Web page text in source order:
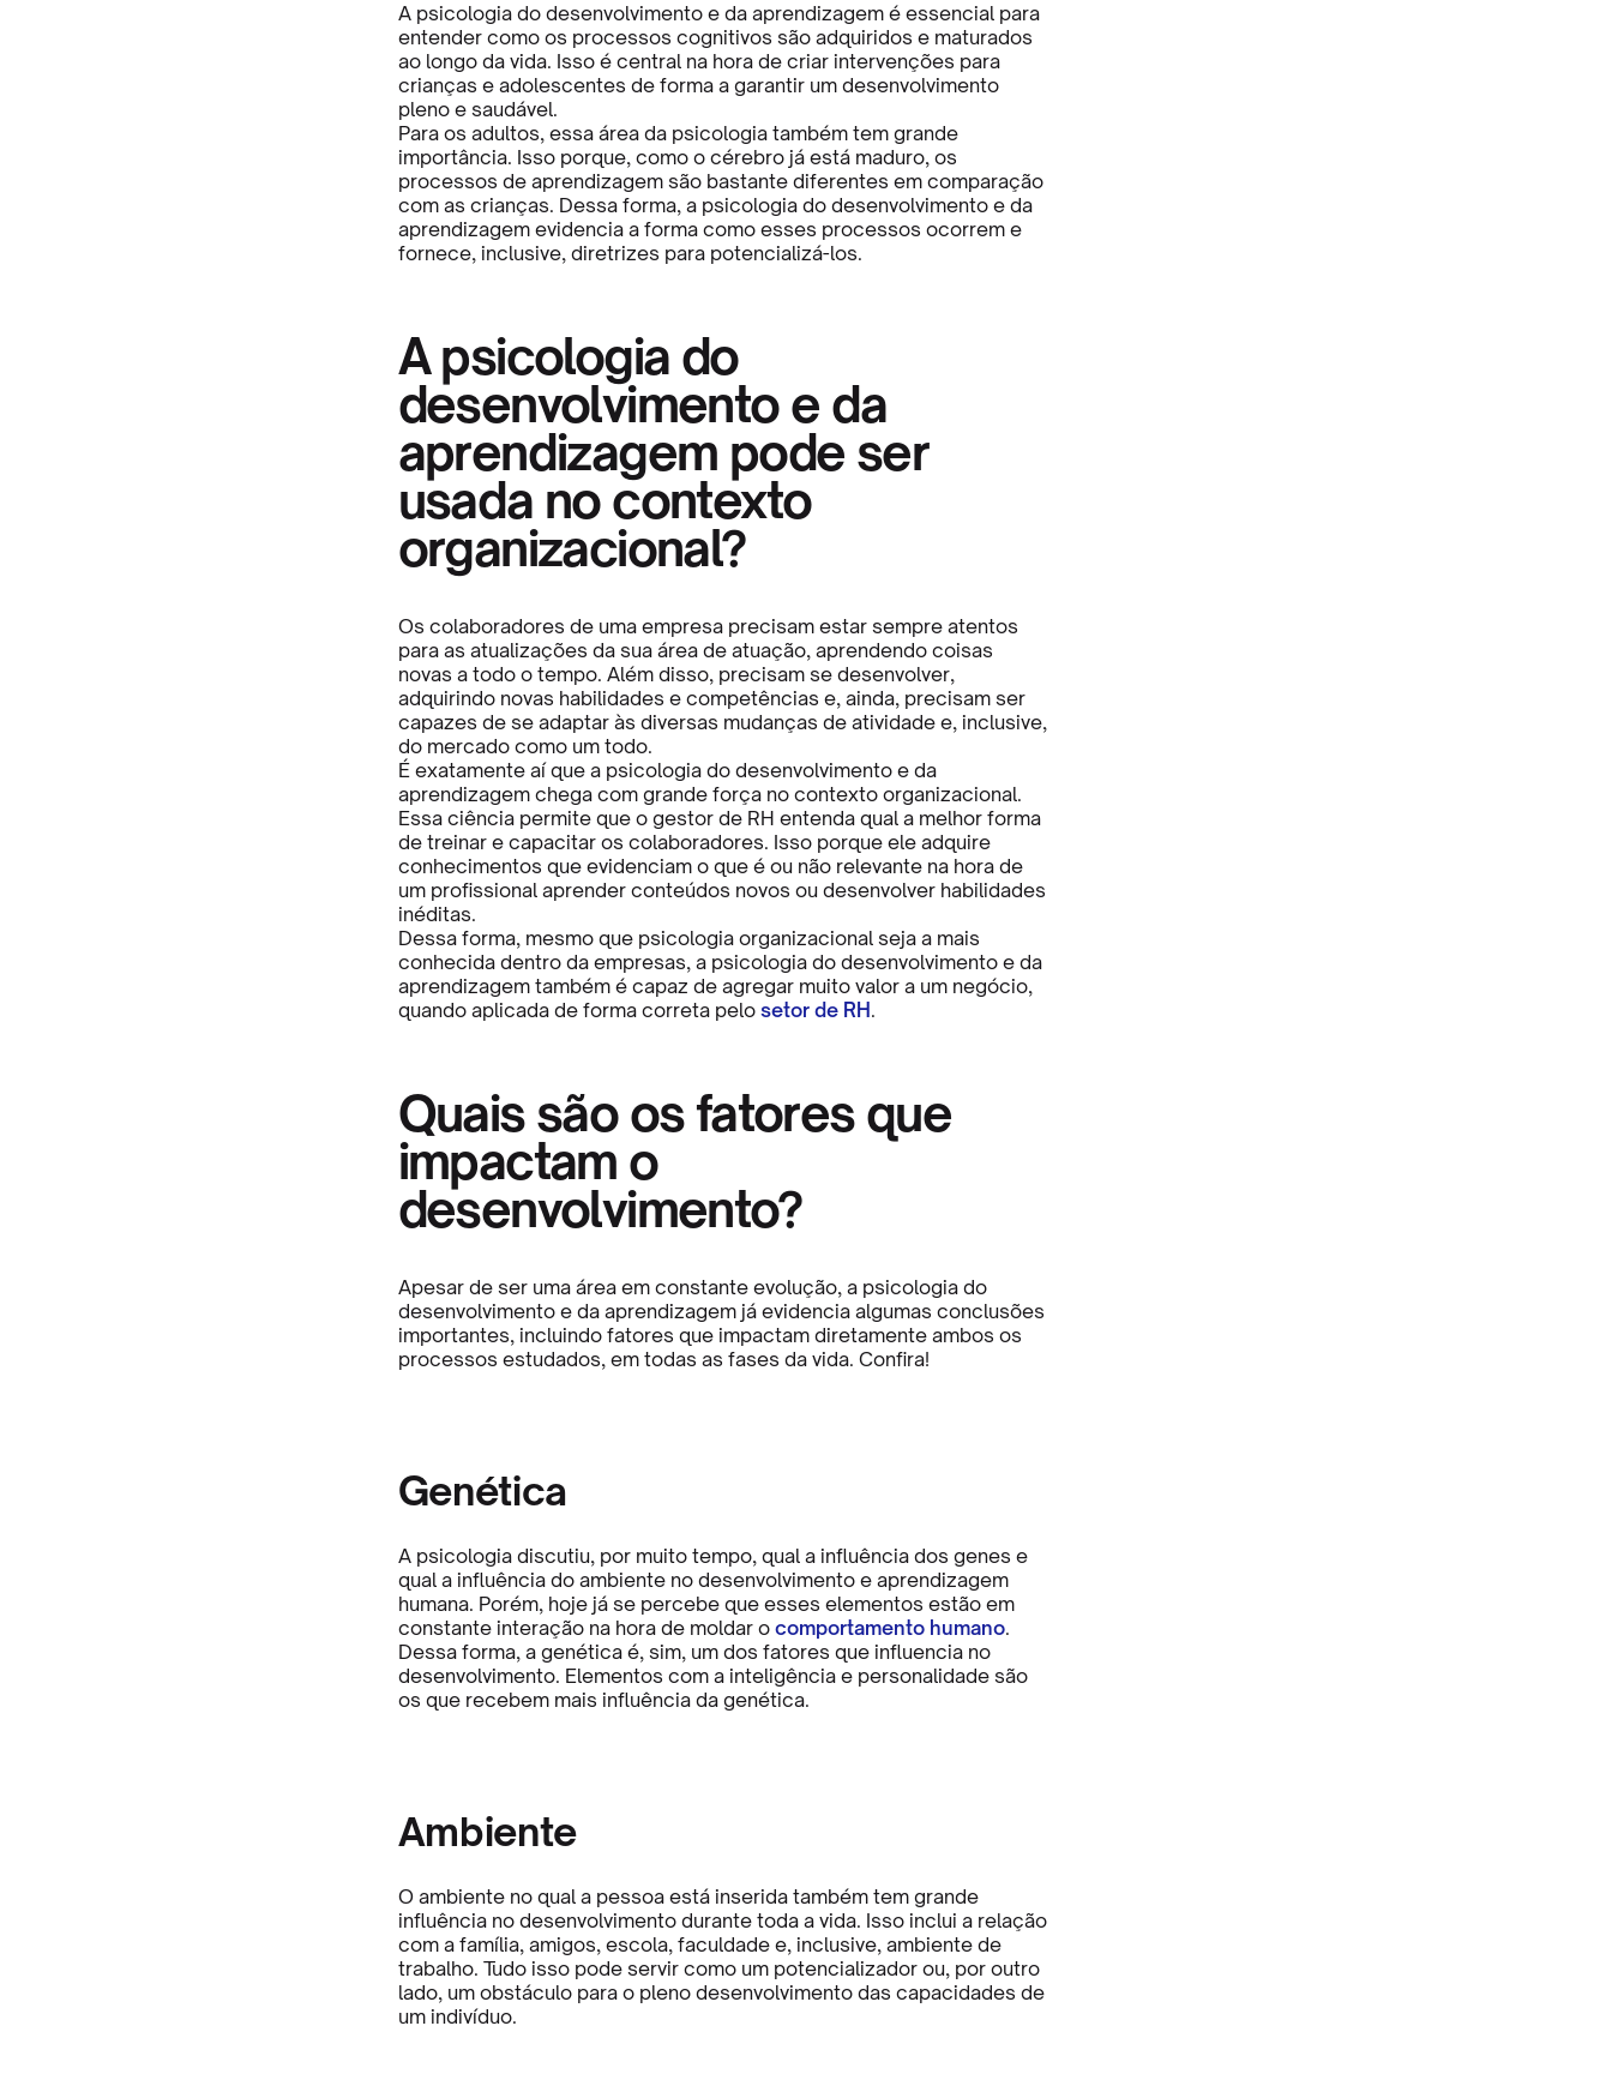
A psicologia do desenvolvimento e da aprendizagem é essencial para
entender como os processos cognitivos são adquiridos e maturados
ao longo da vida. Isso é central na hora de criar intervenções para
crianças e adolescentes de forma a garantir um desenvolvimento
pleno e saudável.
Para os adultos, essa área da psicologia também tem grande
importância. Isso porque, como o cérebro já está maduro, os
processos de aprendizagem são bastante diferentes em comparação
com as crianças. Dessa forma, a psicologia do desenvolvimento e da
aprendizagem evidencia a forma como esses processos ocorrem e
fornece, inclusive, diretrizes para potencializá-los.
A psicologia do
desenvolvimento e da
aprendizagem pode ser
usada no contexto
organizacional?
Os colaboradores de uma empresa precisam estar sempre atentos
para as atualizações da sua área de atuação, aprendendo coisas
novas a todo o tempo. Além disso, precisam se desenvolver,
adquirindo novas habilidades e competências e, ainda, precisam ser
capazes de se adaptar às diversas mudanças de atividade e, inclusive,
do mercado como um todo.
É exatamente aí que a psicologia do desenvolvimento e da
aprendizagem chega com grande força no contexto organizacional.
Essa ciência permite que o gestor de RH entenda qual a melhor forma
de treinar e capacitar os colaboradores. Isso porque ele adquire
conhecimentos que evidenciam o que é ou não relevante na hora de
um profissional aprender conteúdos novos ou desenvolver habilidades
inéditas.
Dessa forma, mesmo que psicologia organizacional seja a mais
conhecida dentro da empresas, a psicologia do desenvolvimento e da
aprendizagem também é capaz de agregar muito valor a um negócio,
quando aplicada de forma correta pelo setor de RH .
Quais são os fatores que
impactam o
desenvolvimento?
Apesar de ser uma área em constante evolução, a psicologia do
desenvolvimento e da aprendizagem já evidencia algumas conclusões
importantes, incluindo fatores que impactam diretamente ambos os
processos estudados, em todas as fases da vida. Confira!
Genética
A psicologia discutiu, por muito tempo, qual a influência dos genes e
qual a influência do ambiente no desenvolvimento e aprendizagem
humana. Porém, hoje já se percebe que esses elementos estão em
constante interação na hora de moldar o comportamento humano.
Dessa forma, a genética é, sim, um dos fatores que influencia no
desenvolvimento. Elementos com a inteligência e personalidade são
os que recebem mais influência da genética.
Ambiente
O ambiente no qual a pessoa está inserida também tem grande
influência no desenvolvimento durante toda a vida. Isso inclui a relação
com a família, amigos, escola, faculdade e, inclusive, ambiente de
trabalho. Tudo isso pode servir como um potencializador ou, por outro
lado, um obstáculo para o pleno desenvolvimento das capacidades de
um indivíduo.